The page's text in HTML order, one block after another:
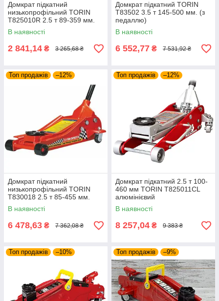
Домкрат підкатний
низькопрофільний TORIN
T825010R 2.5 т 89-359 мм.
(поворотна ручка)
В наявності
2 841,14 ₴ 3 265,68 ₴
Домкрат підкатний TORIN
T83502 3.5 т 145-500 мм. (з
педаллю)
В наявності
6 552,77 ₴ 7 531,92 ₴
Топ продажів –12%
Домкрат підкатний
низькопрофільний TORIN
T830018 2.5 т 85-455 мм.
В наявності
6 478,63 ₴ 7 362,08 ₴
Топ продажів –12%
Домкрат підкатний 2.5 т 100-
460 мм TORIN T825011CL
алюмінієвий
низькопрофільний з
подвійною помпою
В наявності
8 257,04 ₴ 9 383 ₴
Топ продажів –10% Топ продажів –9%